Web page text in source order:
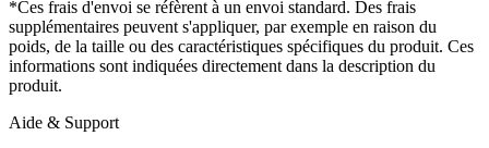
*Ces frais d'envoi se réfèrent à un envoi standard. Des frais
supplémentaires peuvent s'appliquer, par exemple en raison du
poids, de la taille ou des caractéristiques spécifiques du produit. Ces
informations sont indiquées directement dans la description du
produit.
Aide & Support